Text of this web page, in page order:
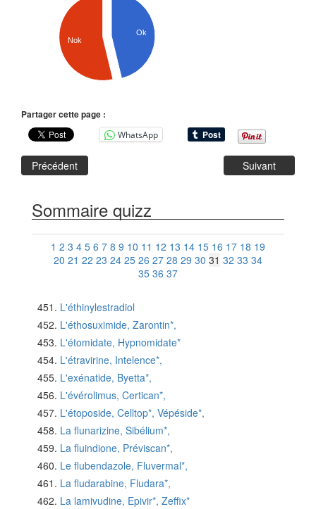
Ok
Nok
Partager cette page :
WhatsApp
Précédent Suivant
Sommaire quizz
1 2 3 4 5 6 7 8 9 10 11 12 13 14 15 16 17 18 19
20 21 22 23 24 25 26 27 28 29 30 31 32 33 34
35 36 37
L'éthinylestradiol
L'éthosuximide, Zarontin*,
L'étomidate, Hypnomidate*
L'étravirine, Intelence*,
L'exénatide, Byetta*,
L'évérolimus, Certican*,
L'étoposide, Celltop*, Vépéside*,
La flunarizine, Sibélium*,
La fluindione, Préviscan*,
Le flubendazole, Fluvermal*,
La fludarabine, Fludara*,
La lamivudine, Epivir*, Zeffix*